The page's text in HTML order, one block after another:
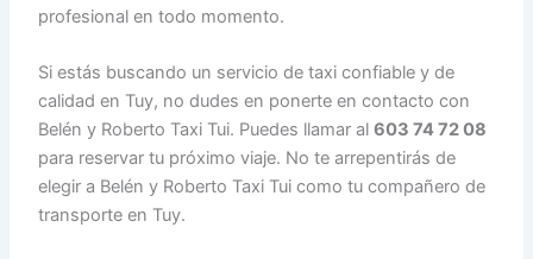
profesional en todo momento.
Si estás buscando un servicio de taxi confiable y de
calidad en Tuy, no dudes en ponerte en contacto con
Belén y Roberto Taxi Tui. Puedes llamar al603 74 72 08
para reservar tu próximo viaje. No te arrepentirás de
elegir a Belén y Roberto Taxi Tui como tu compañero de
transporte en Tuy.